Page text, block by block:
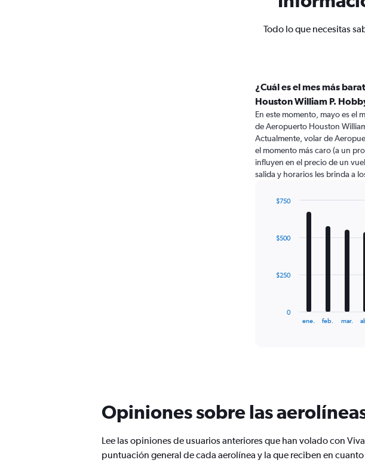
Todo lo que necesitas
¿Cuál es el mes más
Houston William P.
En este momento, mayo es el
de Aeropuerto Houston
Actualmente, volar de
el momento más caro (a un
influyen en el precio de un
salida y horarios les brinda a
12
The
chart
has
Y
axis
ene. feb. mar.
0
$250
$500
$750
Opiniones sobre las
Lee las opiniones de usuarios anteriores que han volado con
puntuación general de cada aerolínea y la que reciben en